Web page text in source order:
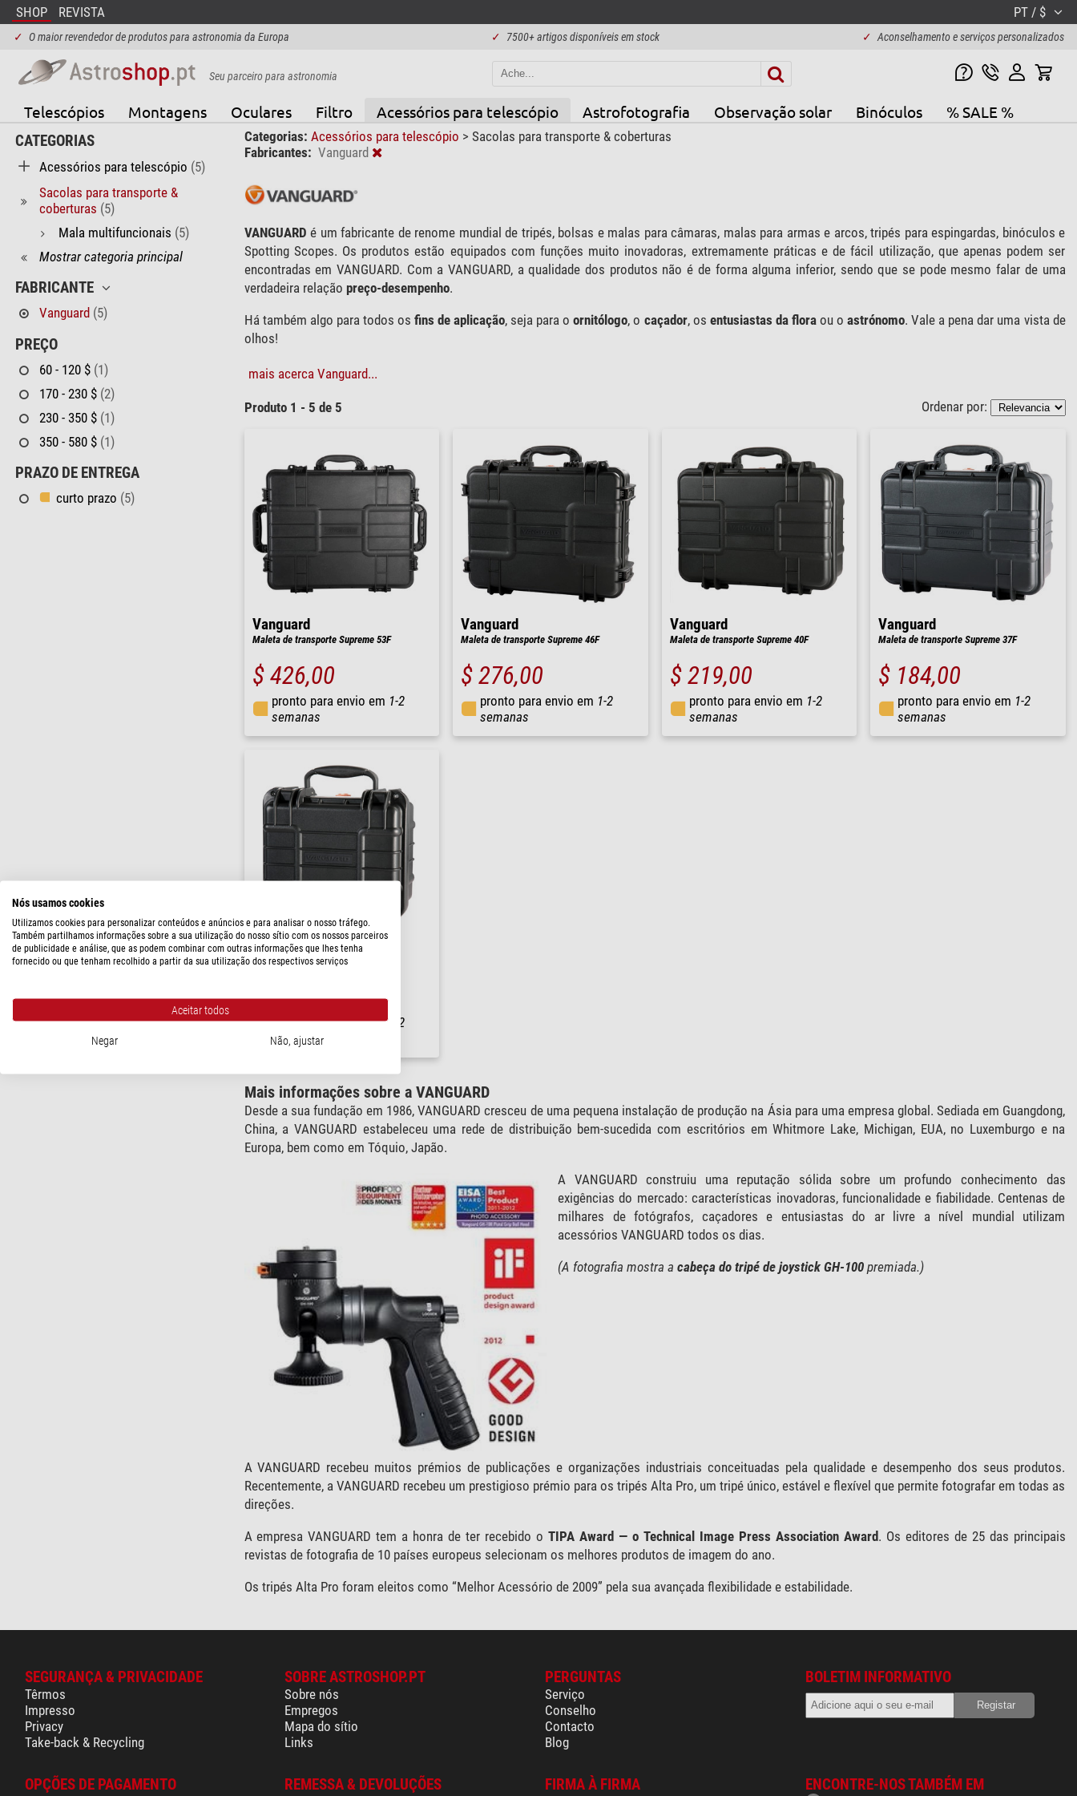
SHOP REVISTA PT / $
✓ O maior revendedor de produtos para astronomia da Europa ✓ 7500+ artigos disponíveis em stock ✓ Aconselhamento e serviços personalizados
Seu parceiro para astronomia
Telescópios Montagens Oculares Filtro Acessórios para telescópio Astrofotografia Observação solar Binóculos % SALE %
CATEGORIAS
Acessórios para telescópio (5)
Sacolas para transporte &
coberturas (5)
Mala multifuncionais (5)
Mostrar categoria principal
FABRICANTE
Vanguard (5)
PREÇO
60 - 120 $ (1)
170 - 230 $ (2)
230 - 350 $ (1)
350 - 580 $ (1)
PRAZO DE ENTREGA
curto prazo (5)
Categorias: Acessórios para telescópio > Sacolas para transporte & coberturas
Fabricantes: Vanguard
VANGUARD é um fabricante de renome mundial de tripés, bolsas e malas para câmaras, malas para armas e arcos, tripés para espingardas, binóculos e
Spotting Scopes. Os produtos estão equipados com funções muito inovadoras, extremamente práticas e de fácil utilização, que apenas podem ser
encontradas em VANGUARD. Com a VANGUARD, a qualidade dos produtos não é de forma alguma inferior, sendo que se pode mesmo falar de uma
verdadeira relação preço-desempenho.
Há também algo para todos os fins de aplicação, seja para oornitólogo, o caçador, os entusiastas da floraou oastrónomo. Vale a pena dar uma vista de
olhos!
mais acerca Vanguard...
Produto 1 - 5 de 5 Ordenar por:
Vanguard
Maleta de transporte Supreme 53F
$ 426,00
pronto para envio em 1-2
semanas
Vanguard
Maleta de transporte Supreme 46F
$ 276,00
pronto para envio em 1-2
semanas
Vanguard
Maleta de transporte Supreme 40F
$ 219,00
pronto para envio em 1-2
semanas
Vanguard
Maleta de transporte Supreme 37F
$ 184,00
pronto para envio em 1-2
semanas
Vanguard
Maleta de transporte Supreme 27F
$ 115,00
pronto para envio em1-2
semanas
Mais informações sobre a VANGUARD
Desde a sua fundação em 1986, VANGUARD cresceu de uma pequena instalação de produção na Ásia para uma empresa global. Sediada em Guangdong,
China, a VANGUARD estabeleceu uma rede de distribuição bem-sucedida com escritórios em Whitmore Lake, Michigan, EUA, no Luxemburgo e na
Europa, bem como em Tóquio, Japão.
A VANGUARD construiu uma reputação sólida sobre um profundo conhecimento das
exigências do mercado: características inovadoras, funcionalidade e fiabilidade. Centenas de
milhares de fotógrafos, caçadores e entusiastas do ar livre a nível mundial utilizam
acessórios VANGUARD todos os dias.
(A fotografia mostra a cabeça do tripé de joystick GH-100 premiada.)
A VANGUARD recebeu muitos prémios de publicações e organizações industriais conceituadas pela qualidade e desempenho dos seus produtos.
Recentemente, a VANGUARD recebeu um prestigioso prémio para os tripés Alta Pro, um tripé único, estável e flexível que permite fotografar em todas as
direções.
A empresa VANGUARD tem a honra de ter recebido oTIPA Award — o Technical Image Press Association Award. Os editores de 25 das principais
revistas de fotografia de 10 países europeus selecionam os melhores produtos de imagem do ano.
Os tripés Alta Pro foram eleitos como “Melhor Acessório de 2009” pela sua avançada flexibilidade e estabilidade.
SEGURANÇA & PRIVACIDADE
Têrmos
Impresso
Privacy
Take-back & Recycling
SOBRE ASTROSHOP.PT
Sobre nós
Empregos
Mapa do sítio
Links
PERGUNTAS
Serviço
Conselho
Contacto
Blog
BOLETIM INFORMATIVO
OPÇÕES DE PAGAMENTO REMESSA & DEVOLUÇÕES FIRMA À FIRMA ENCONTRE-NOS TAMBÉM EM
Nós usamos cookies
Utilizamos cookies para personalizar conteúdos e anúncios e para analisar o nosso tráfego.
Também partilhamos informações sobre a sua utilização do nosso sítio com os nossos parceiros
de publicidade e análise, que as podem combinar com outras informações que lhes tenha
fornecido ou que tenham recolhido a partir da sua utilização dos respectivos serviços
Aceitar todos
Negar Não, ajustar